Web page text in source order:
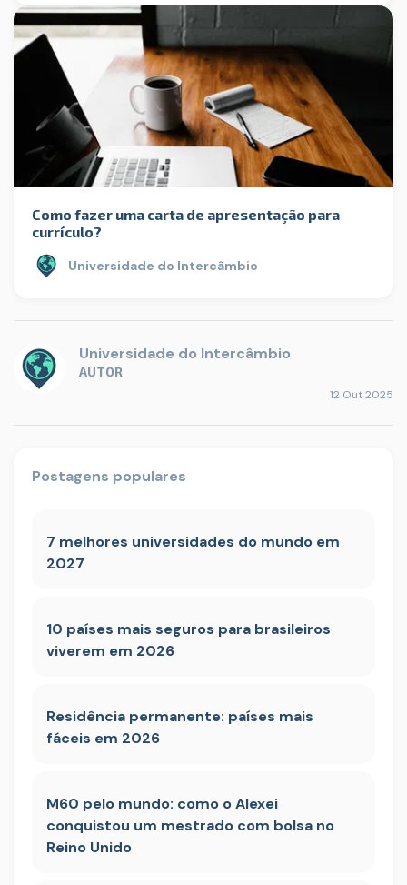
Como fazer uma carta de apresentação para
currículo?
Universidade do Intercâmbio
Universidade do Intercâmbio
AUTOR
12 Out 2025
Postagens populares
7 melhores universidades do mundo em
2027
10 países mais seguros para brasileiros
viverem em 2026
Residência permanente: países mais
fáceis em 2026
M60 pelo mundo: como o Alexei
conquistou um mestrado com bolsa no
Reino Unido